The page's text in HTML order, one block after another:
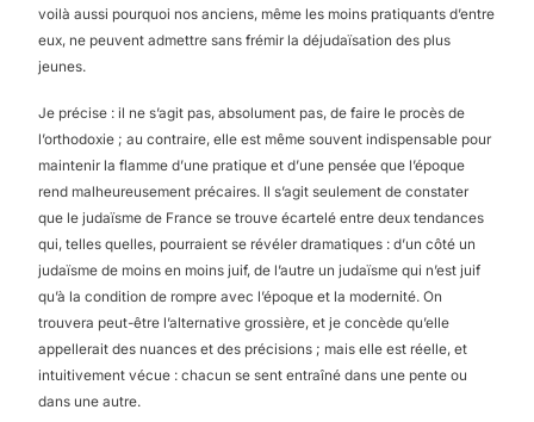
voilà aussi pourquoi nos anciens, même les moins pratiquants d’entre
eux, ne peuvent admettre sans frémir la déjudaïsation des plus
jeunes.
Je précise : il ne s’agit pas, absolument pas, de faire le procès de
l’orthodoxie ; au contraire, elle est même souvent indispensable pour
maintenir la flamme d’une pratique et d’une pensée que l’époque
rend malheureusement précaires. Il s’agit seulement de constater
que le judaïsme de France se trouve écartelé entre deux tendances
qui, telles quelles, pourraient se révéler dramatiques : d’un côté un
judaïsme de moins en moins juif, de l’autre un judaïsme qui n’est juif
qu’à la condition de rompre avec l’époque et la modernité. On
trouvera peut-être l’alternative grossière, et je concède qu’elle
appellerait des nuances et des précisions ; mais elle est réelle, et
intuitivement vécue : chacun se sent entraîné dans une pente ou
dans une autre.